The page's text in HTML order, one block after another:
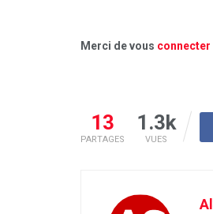
Merci de vous connecter
13
PARTAGES
1.3k
VUES